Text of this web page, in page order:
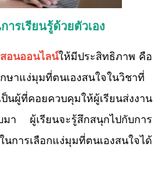
ารเรียนรู้ด้วยตัวเอง
สอนออนไลน์ให้มีประสิทธิภาพ คือ
ษาแง่มุมที่ตนเองสนใจในวิชาที่
ผู้ที่คอยควบคุมให้ผู้เรียนส่งงาน
มา ผู้เรียนจะรู้สึกสนุกไปกับการ
นการเลือกแง่มุมที่ตนเองสนใจได้